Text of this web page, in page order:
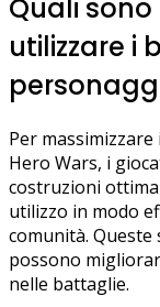
Quali
utilizzare i
Per
Hero Wars, i
costruzioni
utilizzo in modo
comunità.
possono
nelle battaglie.